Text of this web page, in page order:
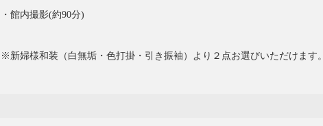
・館内撮影(約90分)
※新婦様和装（白無垢・色打掛・引き振袖）より２点お選びいただけます。